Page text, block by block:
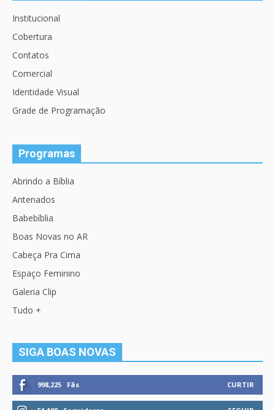
Institucional
Cobertura
Contatos
Comercial
Identidade Visual
Grade de Programação
Programas
Abrindo a Bíblia
Antenados
Babebíblia
Boas Novas no AR
Cabeça Pra Cima
Espaço Feminino
Galeria Clip
Tudo +
SIGA BOAS NOVAS
998,225 Fãs CURTIR